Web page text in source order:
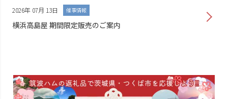
2026年 07月 13日 催事情報
横浜高島屋 期間限定販売のご案内